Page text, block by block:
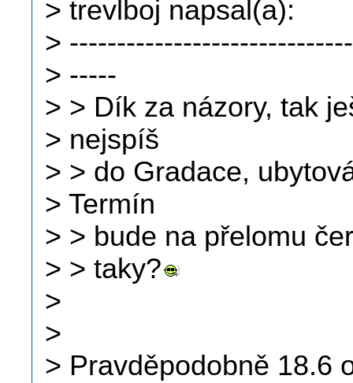
> trevlboj napsal(a):
>
> -----
> > Dík za názory, tak
> nejspíš
> > do Gradace,
> Termín
> > bude na přelomu
> > taky?
>
>
> Pravděpodobně 18.6